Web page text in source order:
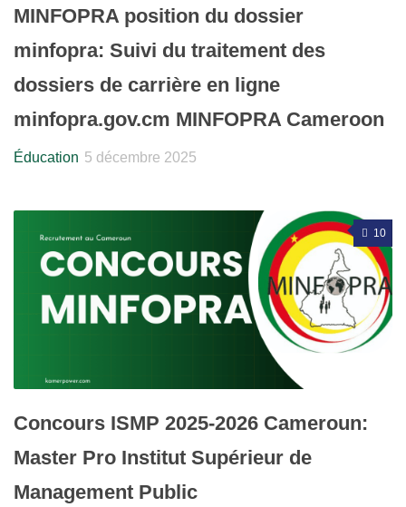
MINFOPRA position du dossier
minfopra: Suivi du traitement des
dossiers de carrière en ligne
minfopra.gov.cm MINFOPRA Cameroon
Éducation 5 décembre 2025
10
Concours ISMP 2025-2026 Cameroun:
Master Pro Institut Supérieur de
Management Public